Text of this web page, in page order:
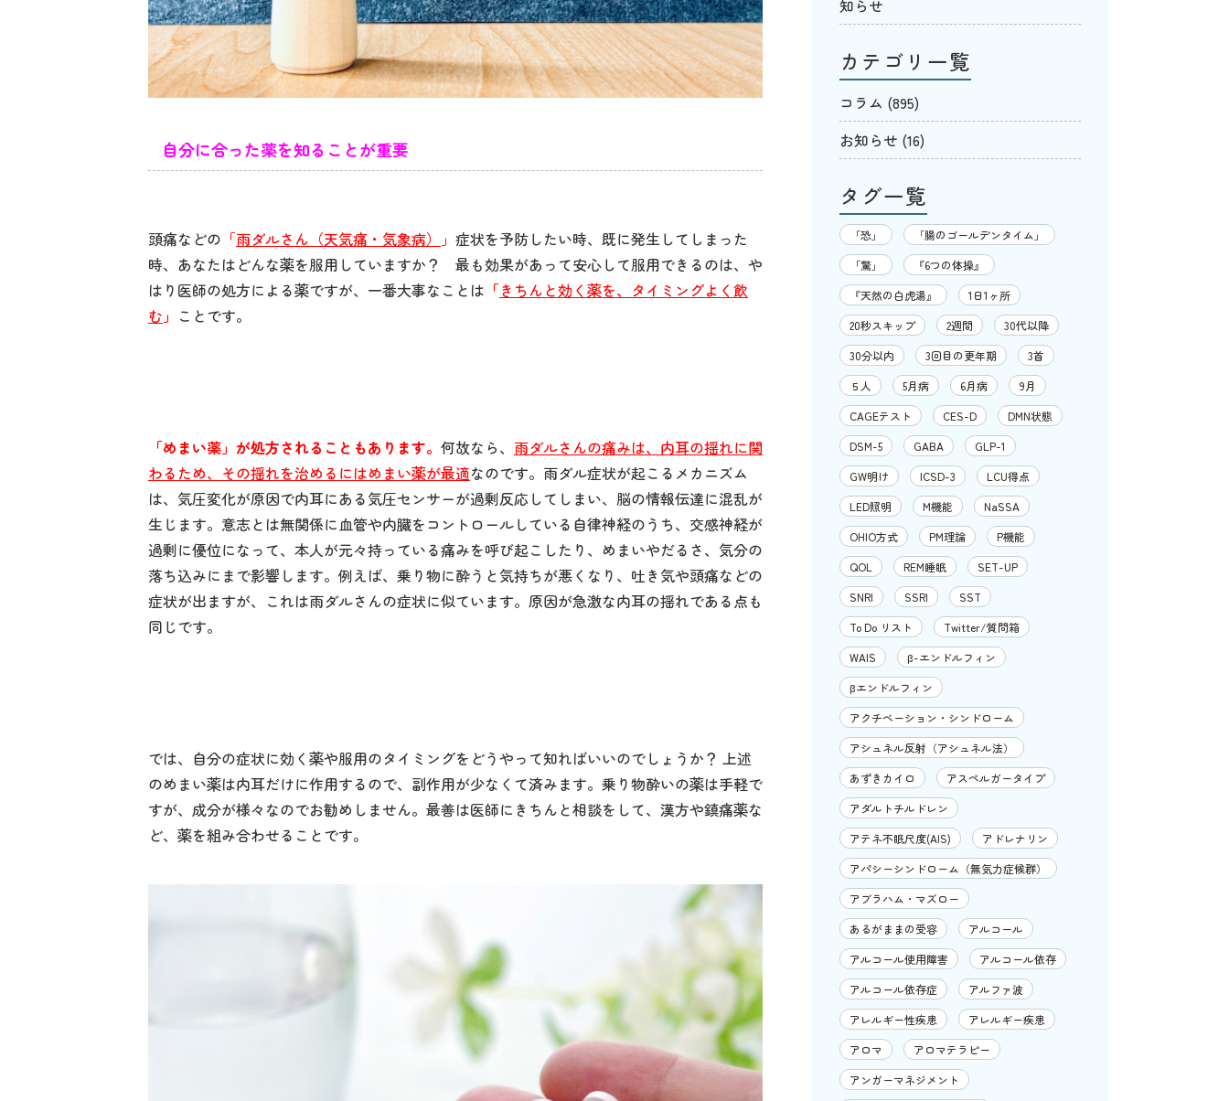
自分に合った薬を知ることが重要
頭痛などの 「雨ダルさん（天気痛・気象病） 」 症状を予防したい時、既に発生してしまった
時、あなたはどんな薬を服用していますか？ 最も効果があって安心して服用できるのは、や
はり医師の処方による薬ですが、一番大事なことは 「きちんと効く薬を、タイミングよく飲
む 」 ことです。
「めまい薬」が処方されることもあります。 何故なら、 雨ダルさんの痛みは、内耳の揺れに関
わるため、その揺れを治めるにはめまい薬が最適なのです。雨ダル症状が起こるメカニズム
は、気圧変化が原因で内耳にある気圧センサーが過剰反応してしまい、脳の情報伝達に混乱が
生じます。意志とは無関係に血管や内臓をコントロールしている自律神経のうち、交感神経が
過剰に優位になって、本人が元々持っている痛みを呼び起こしたり、めまいやだるさ、気分の
落ち込みにまで影響します。例えば、乗り物に酔うと気持ちが悪くなり、吐き気や頭痛などの
症状が出ますが、これは雨ダルさんの症状に似ています。原因が急激な内耳の揺れである点も
同じです。
では、自分の症状に効く薬や服用のタイミングをどうやって知ればいいのでしょうか？ 上述
のめまい薬は内耳だけに作用するので、副作用が少なくて済みます。乗り物酔いの薬は手軽で
すが、成分が様々なのでお勧めしません。最善は医師にきちんと相談をして、漢方や鎮痛薬な
ど、薬を組み合わせることです。
知らせ
カテゴリ一覧
コラム (895)
お知らせ (16)
タグ一覧
「恐」
「腸のゴールデンタイム」
「驚」
『6つの体操』
『天然の白虎湯』
1日1ヶ所
20秒スキップ
2週間
30代以降
30分以内
3回目の更年期
3首
５人
5月病 6月病
9月
CAGEテスト
CES-D
DMN状態
DSM-5
GABA
GLP-1
GW明け
ICSD-3
LCU得点
LED照明
M機能
NaSSA
OHIO方式
PM理論
P機能
QOL
REM睡眠
SET-UP
SNRI
SSRI
SST
To Do リスト
Twitter/質問箱
WAIS
β-エンドルフィン
βエンドルフィン
アクチベーション・シンドローム
アシュネル反射（アシュネル法）
あずきカイロ
アスペルガータイプ
アダルトチルドレン
アテネ不眠尺度(AIS)
アドレナリン
アパシーシンドローム（無気力症候群）
アブラハム・マズロー
あるがままの受容
アルコール
アルコール使用障害
アルコール依存
アルコール依存症
アルファ波
アレルギー性疾患
アレルギー疾患
アロマ
アロマテラピー
アンガーマネジメント